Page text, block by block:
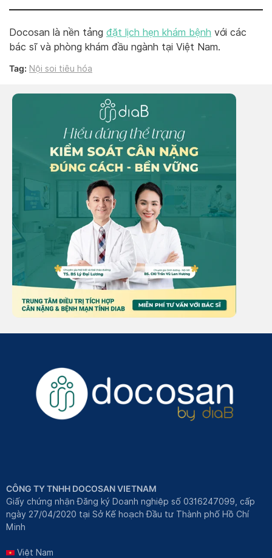
Docosan là nền tảng đặt lịch hẹn khám bệnh với các
bác sĩ và phòng khám đầu ngành tại Việt Nam.
Tag: Nội soi tiêu hóa
CÔNG TY TNHH DOCOSAN VIETNAM
Giấy chứng nhận Đăng ký Doanh nghiệp số 0316247099, cấp
ngày 27/04/2020 tại Sở Kế hoạch Đầu tư Thành phố Hồ Chí
Minh
Việt Nam